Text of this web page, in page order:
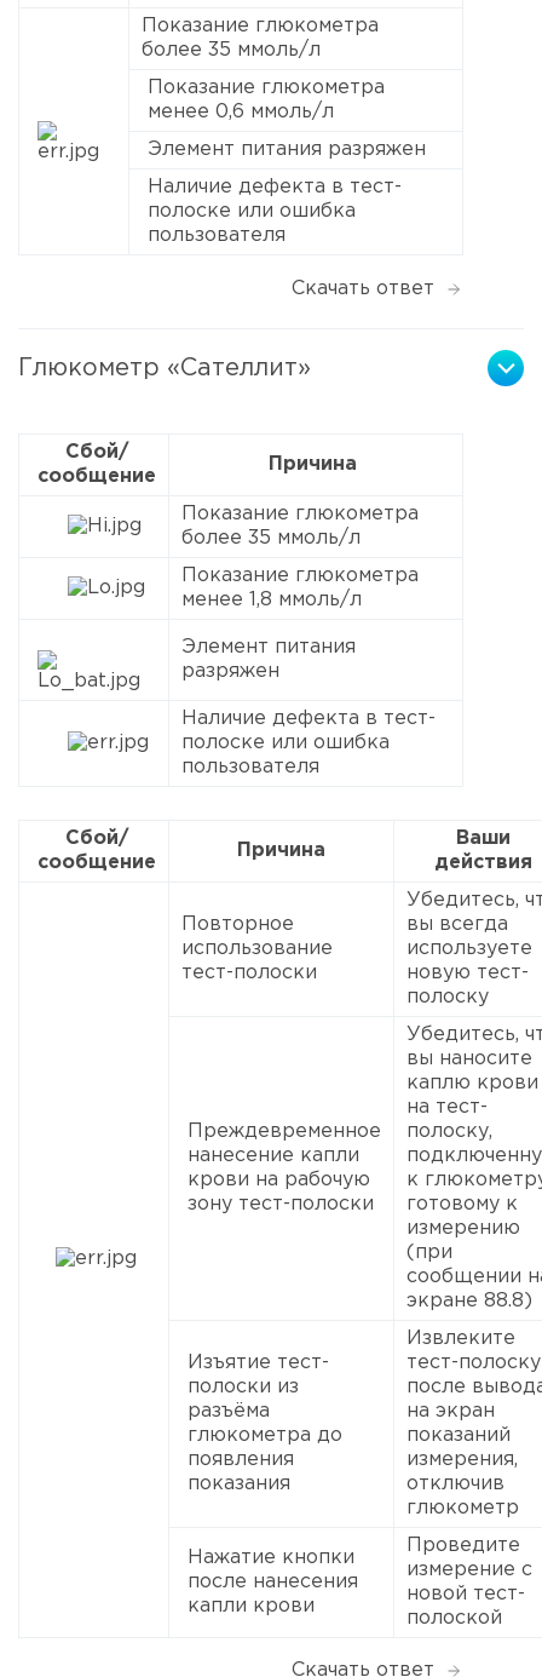
Показание глюкометра
более 35 ммоль/л
Показание глюкометра
менее 0,6 ммоль/л
Элемент питания разряжен
Наличие дефекта в тест-
полоске или ошибка
пользователя
Скачать ответ
Глюкометр «Сателлит»
Сбой/
сообщение
Причина
Показание глюкометра
более 35 ммоль/л
Показание глюкометра
менее 1,8 ммоль/л
Элемент питания
разряжен
Наличие дефекта в тест-
полоске или ошибка
пользователя
Сбой/
сообщение
Причина
Ваши
действия
Повторное
использование
тест-полоски
Убедитесь,
вы всегда
используете
новую тест-
полоску
Преждевременное
нанесение капли
крови на рабочую
зону тест-полоски
Убедитесь,
вы наносите
каплю крови
на тест-
полоску,
к
готовому к
измерению
(при
сообщении
экране 88.8)
Изъятие тест-
полоски из
разъёма
глюкометра до
появления
показания
Извлеките
тест-полоску
после
на экран
показаний
измерения,
отключив
глюкометр
Нажатие кнопки
после нанесения
капли крови
Проведите
измерение с
новой тест-
полоской
Скачать ответ